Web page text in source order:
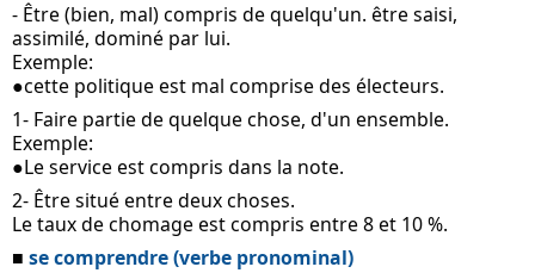
- Être (bien, mal) compris de quelqu'un. être saisi,
assimilé, dominé par lui.
Exemple:
●cette politique est mal comprise des électeurs.
1- Faire partie de quelque chose, d'un ensemble.
Exemple:
●Le service est compris dans la note.
2- Être situé entre deux choses.
Le taux de chomage est compris entre 8 et 10 %.
■ se comprendre (verbe pronominal)